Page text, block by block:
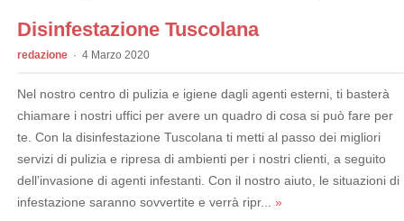
Disinfestazione Tuscolana
redazione 4 Marzo 2020
Nel nostro centro di pulizia e igiene dagli agenti esterni, ti basterà
chiamare i nostri uffici per avere un quadro di cosa si può fare per
te. Con la disinfestazione Tuscolana ti metti al passo dei migliori
servizi di pulizia e ripresa di ambienti per i nostri clienti, a seguito
dell’invasione di agenti infestanti. Con il nostro aiuto, le situazioni di
infestazione saranno sovvertite e verrà ripr... »